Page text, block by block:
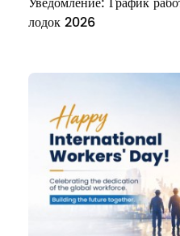
лодок 2026